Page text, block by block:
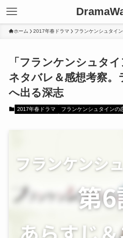
ホーム 2017年春ドラマ フランケンシュタイ
「フランケンシュタ
ネタバレ＆感想考察。
へ出る深志
2017年春ドラマ フランケンシュタインの